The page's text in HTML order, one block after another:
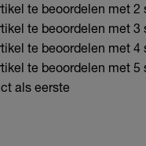
te beoordelen met
te beoordelen met
te beoordelen met
te beoordelen met
als eerste